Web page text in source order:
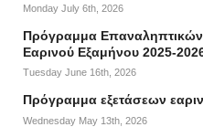
Monday July 6th, 2026
Πρόγραμμα
Εαρινού Εξαμήνου 2025-
Tuesday June 16th, 2026
Πρόγραμμα εξετάσεων
Wednesday May 13th, 2026